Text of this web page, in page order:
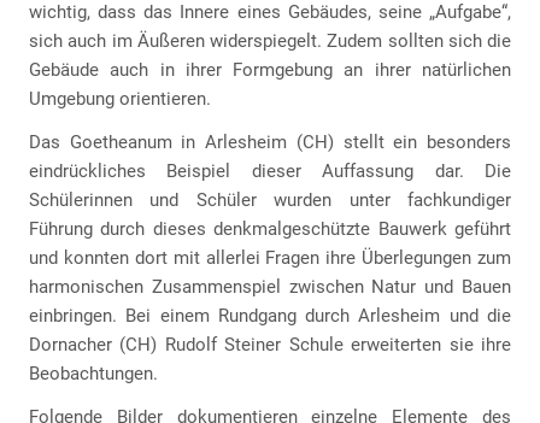
wichtig, dass das Innere eines Gebäudes, seine „Aufgabe“,
sich auch im Äußeren widerspiegelt. Zudem sollten sich die
Gebäude auch in ihrer Formgebung an ihrer natürlichen
Umgebung orientieren.
Das Goetheanum in Arlesheim (CH) stellt ein besonders
eindrückliches Beispiel dieser Auffassung dar. Die
Schülerinnen und Schüler wurden unter fachkundiger
Führung durch dieses denkmalgeschützte Bauwerk geführt
und konnten dort mit allerlei Fragen ihre Überlegungen zum
harmonischen Zusammenspiel zwischen Natur und Bauen
einbringen. Bei einem Rundgang durch Arlesheim und die
Dornacher (CH) Rudolf Steiner Schule erweiterten sie ihre
Beobachtungen.
Folgende Bilder dokumentieren einzelne Elemente des